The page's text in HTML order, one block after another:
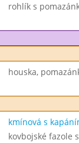
rohlík s
houska,
kmínová s
kovbojské fazole